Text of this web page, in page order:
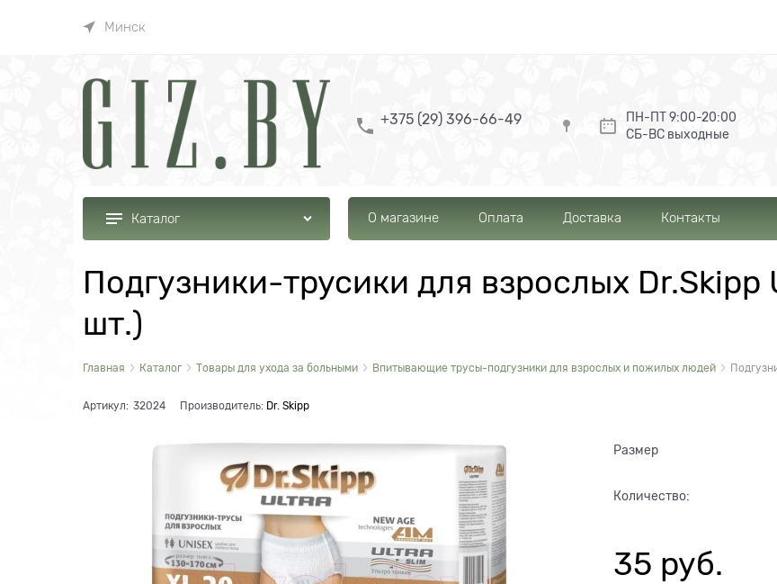
Минск
+375 (29) 396-66-49
ПН-ПТ 9:00-20:00
СБ-ВС выходные
Каталог О магазине Оплата Доставка Контакты
Подгузники-трусики для взрослых
шт.)
Главная Каталог Товары для ухода за больными Впитывающие трусы-подгузники для взрослых и пожилых людей
Артикул: 32024 Производитель: Dr. Skipp
Размер
Количество:
35 руб.